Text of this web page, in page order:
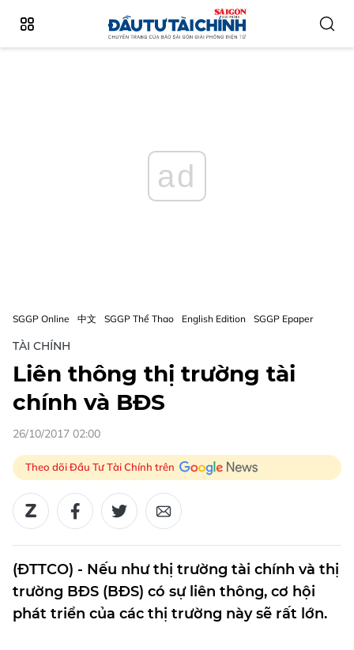
ad
SGGP Online 中文 SGGP Thể Thao English Edition SGGP Epaper
TÀI CHÍNH
Liên thông thị trường tài
chính và BĐS
26/10/2017 02:00
Theo dõi Đầu Tư Tài Chính trên
(ĐTTCO) - Nếu như thị trường tài chính và thị
trường BĐS (BĐS) có sự liên thông, cơ hội
phát triển của các thị trường này sẽ rất lớn.